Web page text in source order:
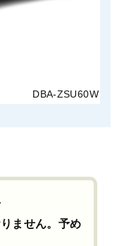
DBA-ZSU60W
ません。予め